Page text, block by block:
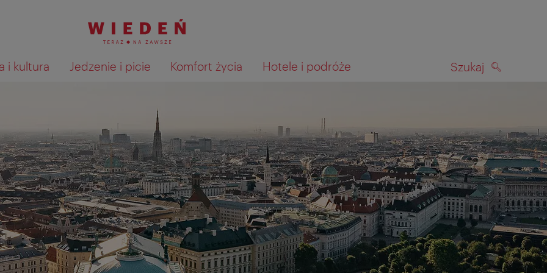
i kultura Jedzenie i picie Komfort życia Hotele i podróże Szukaj